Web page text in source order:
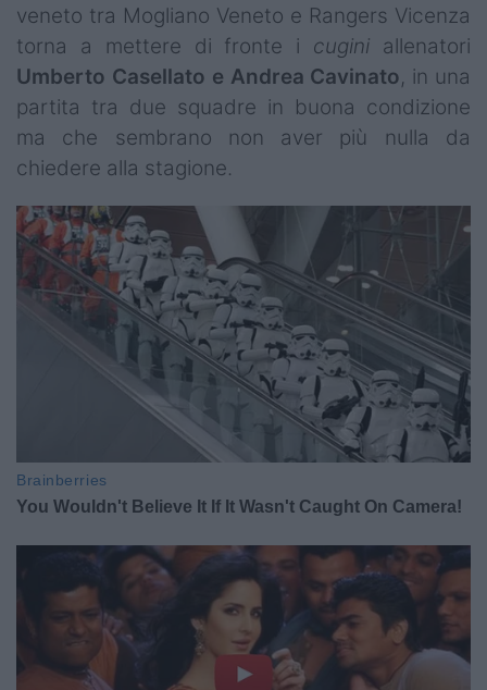
veneto tra Mogliano Veneto e Rangers Vicenza
torna a mettere di fronte i cugini allenatori
Umberto Casellato e Andrea Cavinato, in una
partita tra due squadre in buona condizione
ma che sembrano non aver più nulla da
chiedere alla stagione.